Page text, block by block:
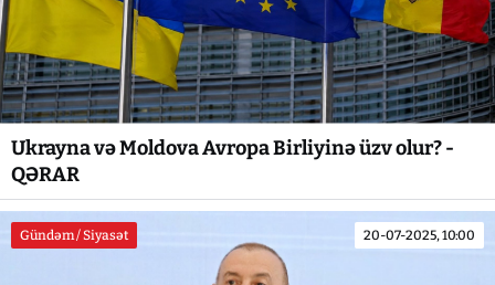
Ukrayna və Moldova Avropa Birliyinə üzv olur? -
QƏRAR
Gündəm / Siyasət 20-07-2025, 10:00